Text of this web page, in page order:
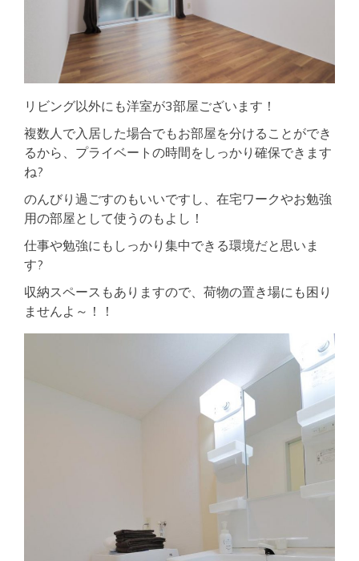
リビング以外にも洋室が3部屋ございます！
複数人で入居した場合でもお部屋を分けることができ
るから、プライベートの時間をしっかり確保できます
ね?
のんびり過ごすのもいいですし、在宅ワークやお勉強
用の部屋として使うのもよし！
仕事や勉強にもしっかり集中できる環境だと思いま
す?
収納スペースもありますので、荷物の置き場にも困り
ませんよ～！！